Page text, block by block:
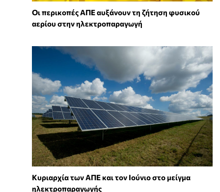
Οι περικοπές ΑΠΕ αυξάνουν τη ζήτηση φυσικού
αερίου στην ηλεκτροπαραγωγή
Κυριαρχία των ΑΠΕ και τον Ιούνιο στο μείγμα
ηλεκτροπαραγωγής